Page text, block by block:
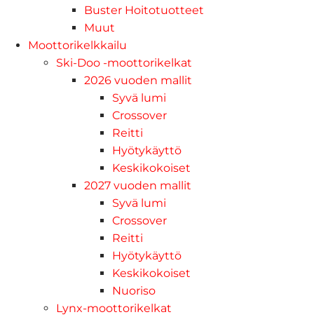
Buster Hoitotuotteet
Muut
Moottorikelkkailu
Ski-Doo -moottorikelkat
2026 vuoden mallit
Syvä lumi
Crossover
Reitti
Hyötykäyttö
Keskikokoiset
2027 vuoden mallit
Syvä lumi
Crossover
Reitti
Hyötykäyttö
Keskikokoiset
Nuoriso
Lynx-moottorikelkat